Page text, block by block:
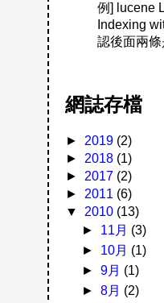
例] lucene
Indexing
認後面兩
網誌存檔
► 2019 (2)
► 2018 (1)
► 2017 (2)
► 2011 (6)
▼ 2010 (13)
► 11月 (3)
► 10月 (1)
► 9月 (1)
► 8月 (2)